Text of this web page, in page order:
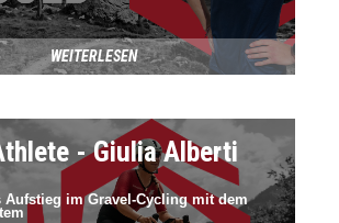
WEITERLESEN
- Giulia Alberti
im Gravel-Cycling mit dem